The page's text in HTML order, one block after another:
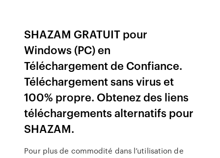
SHAZAM GRATUIT pour
Windows (PC) en
Téléchargement de Confiance.
Téléchargement sans virus et
100% propre. Obtenez des liens
téléchargements alternatifs pour
SHAZAM.
Pour plus de commodité dans l’utilisation de